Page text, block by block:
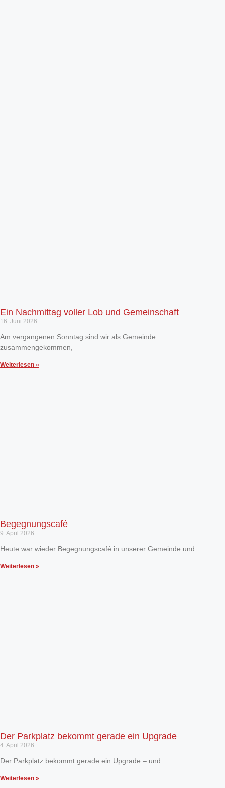
Ein Nachmittag voller Lob und Gemeinschaft
16. Juni 2026
Am vergangenen Sonntag sind wir als Gemeinde
zusammengekommen,
Weiterlesen »
Begegnungscafé
9. April 2026
Heute war wieder Begegnungscafé in unserer Gemeinde und
Weiterlesen »
Der Parkplatz bekommt gerade ein Upgrade
4. April 2026
Der Parkplatz bekommt gerade ein Upgrade – und
Weiterlesen »